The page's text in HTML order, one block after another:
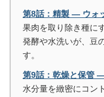
第8話：精製 ― ウォ
果肉を取り除き種に
発酵や水洗いが、豆
す。
第9話：乾燥と保管
水分量を緻密にコン